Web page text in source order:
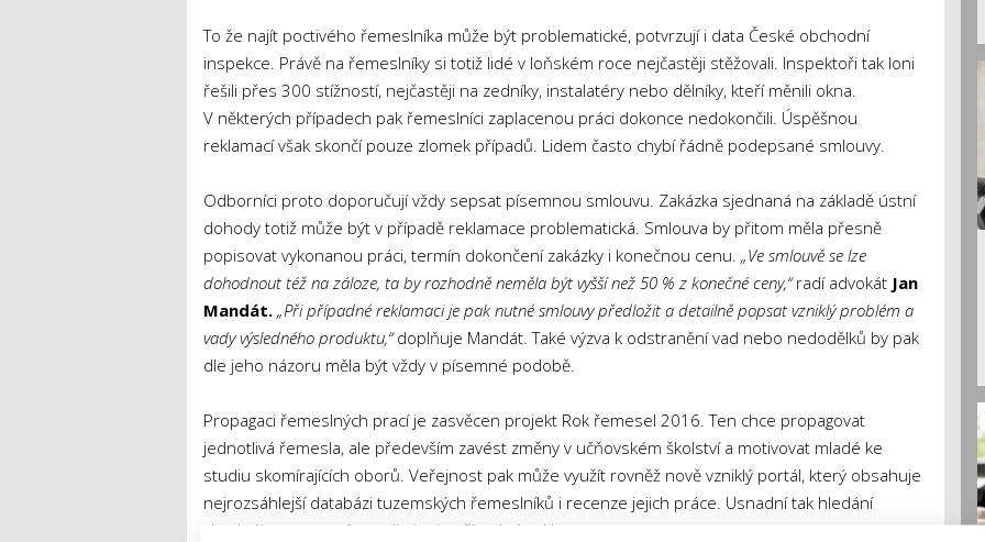
To že najít poctivého řemeslníka může být problematické, potvrzují i data České obchodní
inspekce. Právě na řemeslníky si totiž lidé v loňském roce nejčastěji stěžovali. Inspektoři tak loni
řešili přes 300 stížností, nejčastěji na zedníky, instalatéry nebo dělníky, kteří měnili okna.
V některých případech pak řemeslníci zaplacenou práci dokonce nedokončili. Úspěšnou
reklamací však skončí pouze zlomek případů. Lidem často chybí řádně podepsané smlouvy.
Odborníci proto doporučují vždy sepsat písemnou smlouvu. Zakázka sjednaná na základě ústní
dohody totiž může být v případě reklamace problematická. Smlouva by přitom měla přesně
popisovat vykonanou práci, termín dokončení zakázky i konečnou cenu. „Ve smlouvě se lze
dohodnout též na záloze, ta by rozhodně neměla být vyšší než 50 % z konečné ceny,“radí advokát Jan
Mandát. „Při případné reklamaci je pak nutné smlouvy předložit a detailně popsat vzniklý problém a
vady výsledného produktu,“doplňuje Mandát. Také výzva k odstranění vad nebo nedodělků by pak
dle jeho názoru měla být vždy v písemné podobě.
Propagaci řemeslných prací je zasvěcen projekt Rok řemesel 2016. Ten chce propagovat
jednotlivá řemesla, ale především zavést změny v učňovském školství a motivovat mladé ke
studiu skomírajících oborů. Veřejnost pak může využít rovněž nově vzniklý portál, který obsahuje
nejrozsáhlejší databázi tuzemských řemeslníků i recenze jejich práce. Usnadní tak hledání
vhodného pracovníka a eliminuje případné reklamace.